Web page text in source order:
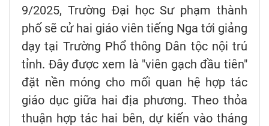
9/2025, Trường Đại học Sư phạm thành
phố sẽ cử hai giáo viên tiếng Nga tới giảng
dạy tại Trường Phổ thông Dân tộc nội trú
tỉnh. Đây được xem là "viên gạch đầu tiên"
đặt nền móng cho mối quan hệ hợp tác
giáo dục giữa hai địa phương. Theo thỏa
thuận hợp tác hai bên, dự kiến vào tháng